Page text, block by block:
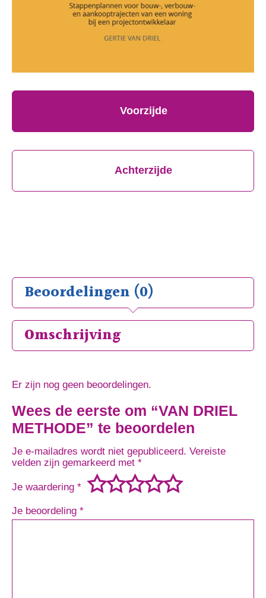
Voorzijde
Achterzijde
Beoordelingen (0)
Omschrijving
Er zijn nog geen beoordelingen.
Wees de eerste om “VAN DRIEL
METHODE” te beoordelen
Je e-mailadres wordt niet gepubliceerd. Vereiste
velden zijn gemarkeerd met *
Je waardering *
Je beoordeling *